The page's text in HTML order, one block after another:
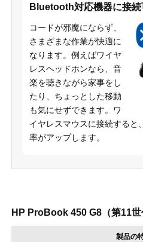
Bluetooth対応機器に接続
コードが邪魔にならず、
さまざまな作業が快適に
なります。例えばワイヤ
レスヘッドホンなら、音
楽を聴きながら家事をし
たり、ちょっとした移動
も気にせずできます。ワ
イヤレスマウスに接続すると
率がアップします。
HP ProBook 450 G8（第11世
製品の